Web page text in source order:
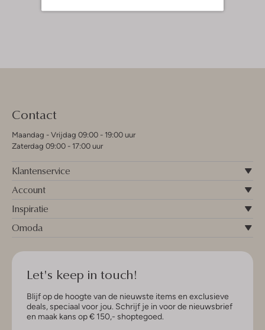
Contact
Maandag - Vrijdag 09:00 - 19:00 uur
Zaterdag 09:00 - 17:00 uur
Klantenservice
Account
Inspiratie
Omoda
Let's keep in touch!
Blijf op de hoogte van de nieuwste items en exclusieve
deals, speciaal voor jou. Schrijf je in voor de nieuwsbrief
en maak kans op € 150,- shoptegoed.